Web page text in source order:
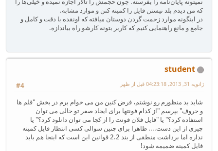
که من دیدم بلد نیستن فایل را کمینه کنن و موارد مشابه.
در اینگونه موارد زحمت گردن دوستان میافته که اونقده با دقت و کامل و
جامع و مانع راهنمایی کنیم که کاربر بتونه کارشو راه بیاندازه.
student
#4 ژانویه 31, 2013, 04:23:18 قبل از ظهر
شاید بد منظورم رو نوشتم، فرض کنین من می خوام برم در بخش "قلم ها
و حروف" بپرسم "از کدام فونتها برای ایجاد صفر تو خالی می توان
استفاده کرد؟" یا "فایل فلان فونت را از کجا می توان دانلود کرد؟" یا
چیزی از این دست.... ظاهرا برای چنین سوالی کسی انتظار فایل کمینه
نداره اما برداشت منطقی از بند 2.2 قوانین این است که اینجا هم باید
فایل کمینه ضمیمه شود!